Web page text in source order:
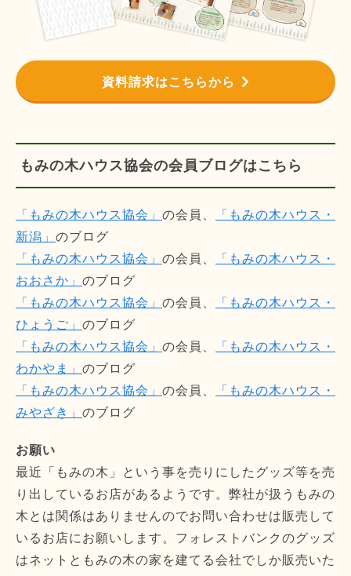
資料請求はこちらから
もみの木ハウス協会の会員ブログはこちら
「もみの木ハウス協会」 の会員、
「もみの木ハウス・
新潟」 のブログ
「もみの木ハウス協会」 の会員、
「もみの木ハウス・
おおさか」 のブログ
「もみの木ハウス協会」 の会員、
「もみの木ハウス・
ひょうご」 のブログ
「もみの木ハウス協会」 の会員、
「もみの木ハウス・
わかやま」 のブログ
「もみの木ハウス協会」 の会員、
「もみの木ハウス・
みやざき」 のブログ
お願い
最近「もみの木」という事を売りにしたグッズ等を売
り出しているお店があるようです。弊社が扱うもみの
木とは関係はありませんのでお問い合わせは販売して
いるお店にお願いします。フォレストバンクのグッズ
はネットともみの木の家を建てる会社でしか販売いた